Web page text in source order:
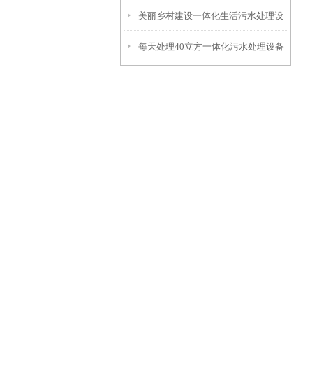
美丽乡村建设一体化生活污水处理设
备
每天处理40立方一体化污水处理设备